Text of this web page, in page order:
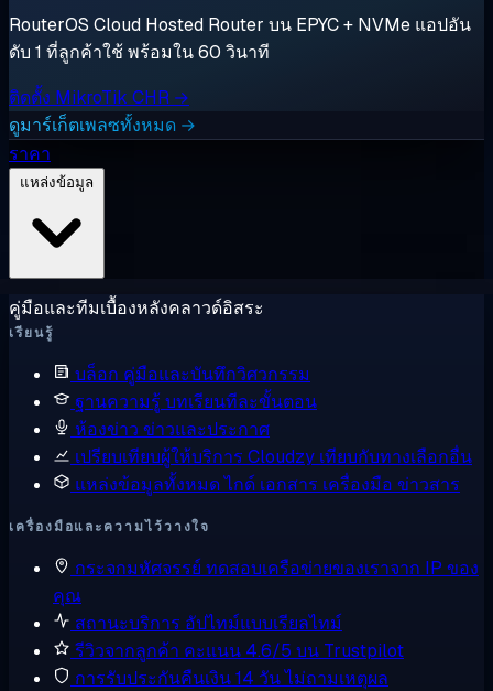
RouterOS Cloud Hosted Router บน EPYC + NVMe แอปอัน
ดับ 1 ที่ลูกค้าใช้ พร้อมใน 60 วินาที
ติดตั้ง MikroTik CHR →
ดูมาร์เก็ตเพลซทั้งหมด →
ราคา
คู่มือและทีมเบื้องหลังคลาวด์อิสระ
เรียนรู้
บล็อก คู่มือและบันทึกวิศวกรรม
ฐานความรู้ บทเรียนทีละขั้นตอน
ห้องข่าว ข่าวและประกาศ
เปรียบเทียบผู้ให้บริการ Cloudzy เทียบกับทางเลือกอื่น
แหล่งข้อมูลทั้งหมดไกด์ เอกสาร เครื่องมือ ข่าวสาร
เครื่องมือและความไว้วางใจ
กระจกมหัศจรรย์ ทดสอบเครือข่ายของเราจาก IP ของ
คุณ
สถานะบริการ อัปไทม์แบบเรียลไทม์
รีวิวจากลูกค้า คะแนน 4.6/5 บน Trustpilot
การรับประกันคืนเงิน14 วัน ไม่ถามเหตุผล